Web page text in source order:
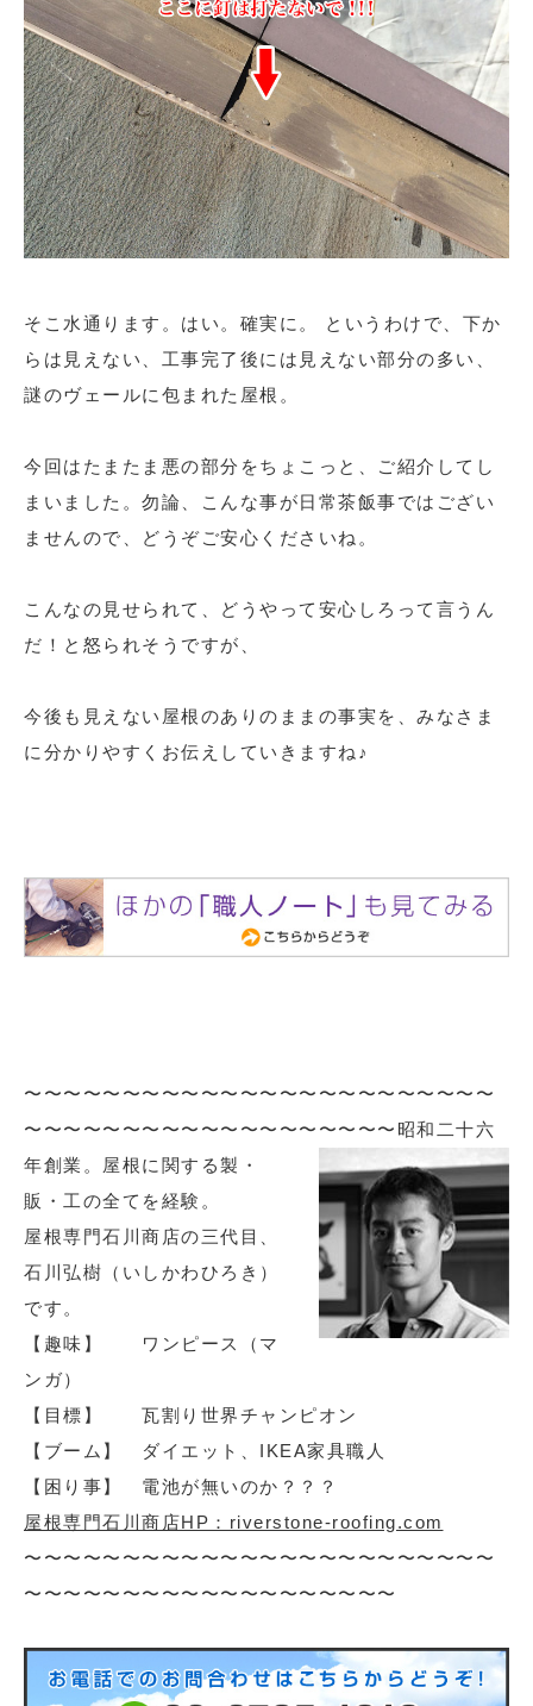
そこ水通ります。はい。確実に。 というわけで、下か
らは見えない、工事完了後には見えない部分の多い、
謎のヴェールに包まれた屋根。
今回はたまたま悪の部分をちょこっと、ご紹介してし
まいました。勿論、こんな事が日常茶飯事ではござい
ませんので、どうぞご安心くださいね。
こんなの見せられて、どうやって安心しろって言うん
だ！と怒られそうですが、
今後も見えない屋根のありのままの事実を、みなさま
に分かりやすくお伝えしていきますね♪
〜〜〜〜〜〜〜〜〜〜〜〜〜〜〜〜〜〜〜〜〜〜〜〜
〜〜〜〜〜〜〜〜〜〜〜〜〜〜〜〜〜〜〜 昭和二十六
年創業。屋根に関する製・
販・工の全てを経験。
屋根専門石川商店の三代目、
石川弘樹（いしかわひろき）
です。
【趣味】 ワンピース（マ
ンガ）
【目標】 瓦割り世界チャンピオン
【ブーム】 ダイエット、IKEA家具職人
【困り事】 電池が無いのか？？？
屋根専門石川商店HP：riverstone-roofing.com
〜〜〜〜〜〜〜〜〜〜〜〜〜〜〜〜〜〜〜〜〜〜〜〜
〜〜〜〜〜〜〜〜〜〜〜〜〜〜〜〜〜〜〜